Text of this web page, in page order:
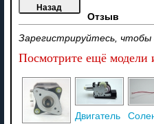
Отзыв
Зарегистрируйтесь, чтобы
Посмотрите ещё модели
Двигатель